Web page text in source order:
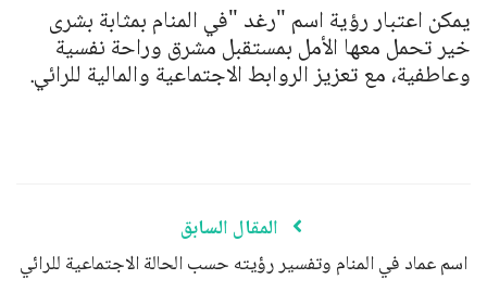
يمكن اعتبار رؤية اسم"رغد"في المنام بمثابة بشرى
خير تحمل معها الأمل بمستقبل مشرق وراحة نفسية
وعاطفية، مع تعزيز الروابط الاجتماعية والمالية للرائي.
المقال السابق
اسم عماد في المنام وتفسير رؤيته حسب الحالة الاجتماعية للرائي